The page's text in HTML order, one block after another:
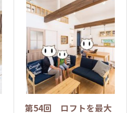
第54回 ロフトを最大